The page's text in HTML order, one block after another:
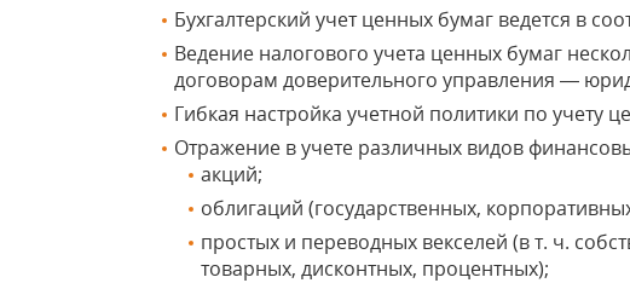
Бухгалтерский учет ценных бумаг ведется в
Ведение налогового учета ценных бумаг
договорам доверительного управления —
Гибкая настройка учетной политики по учету
Отражение в учете различных видов
акций;
облигаций (государственных,
простых и переводных векселей (в т. ч.
товарных, дисконтных, процентных);